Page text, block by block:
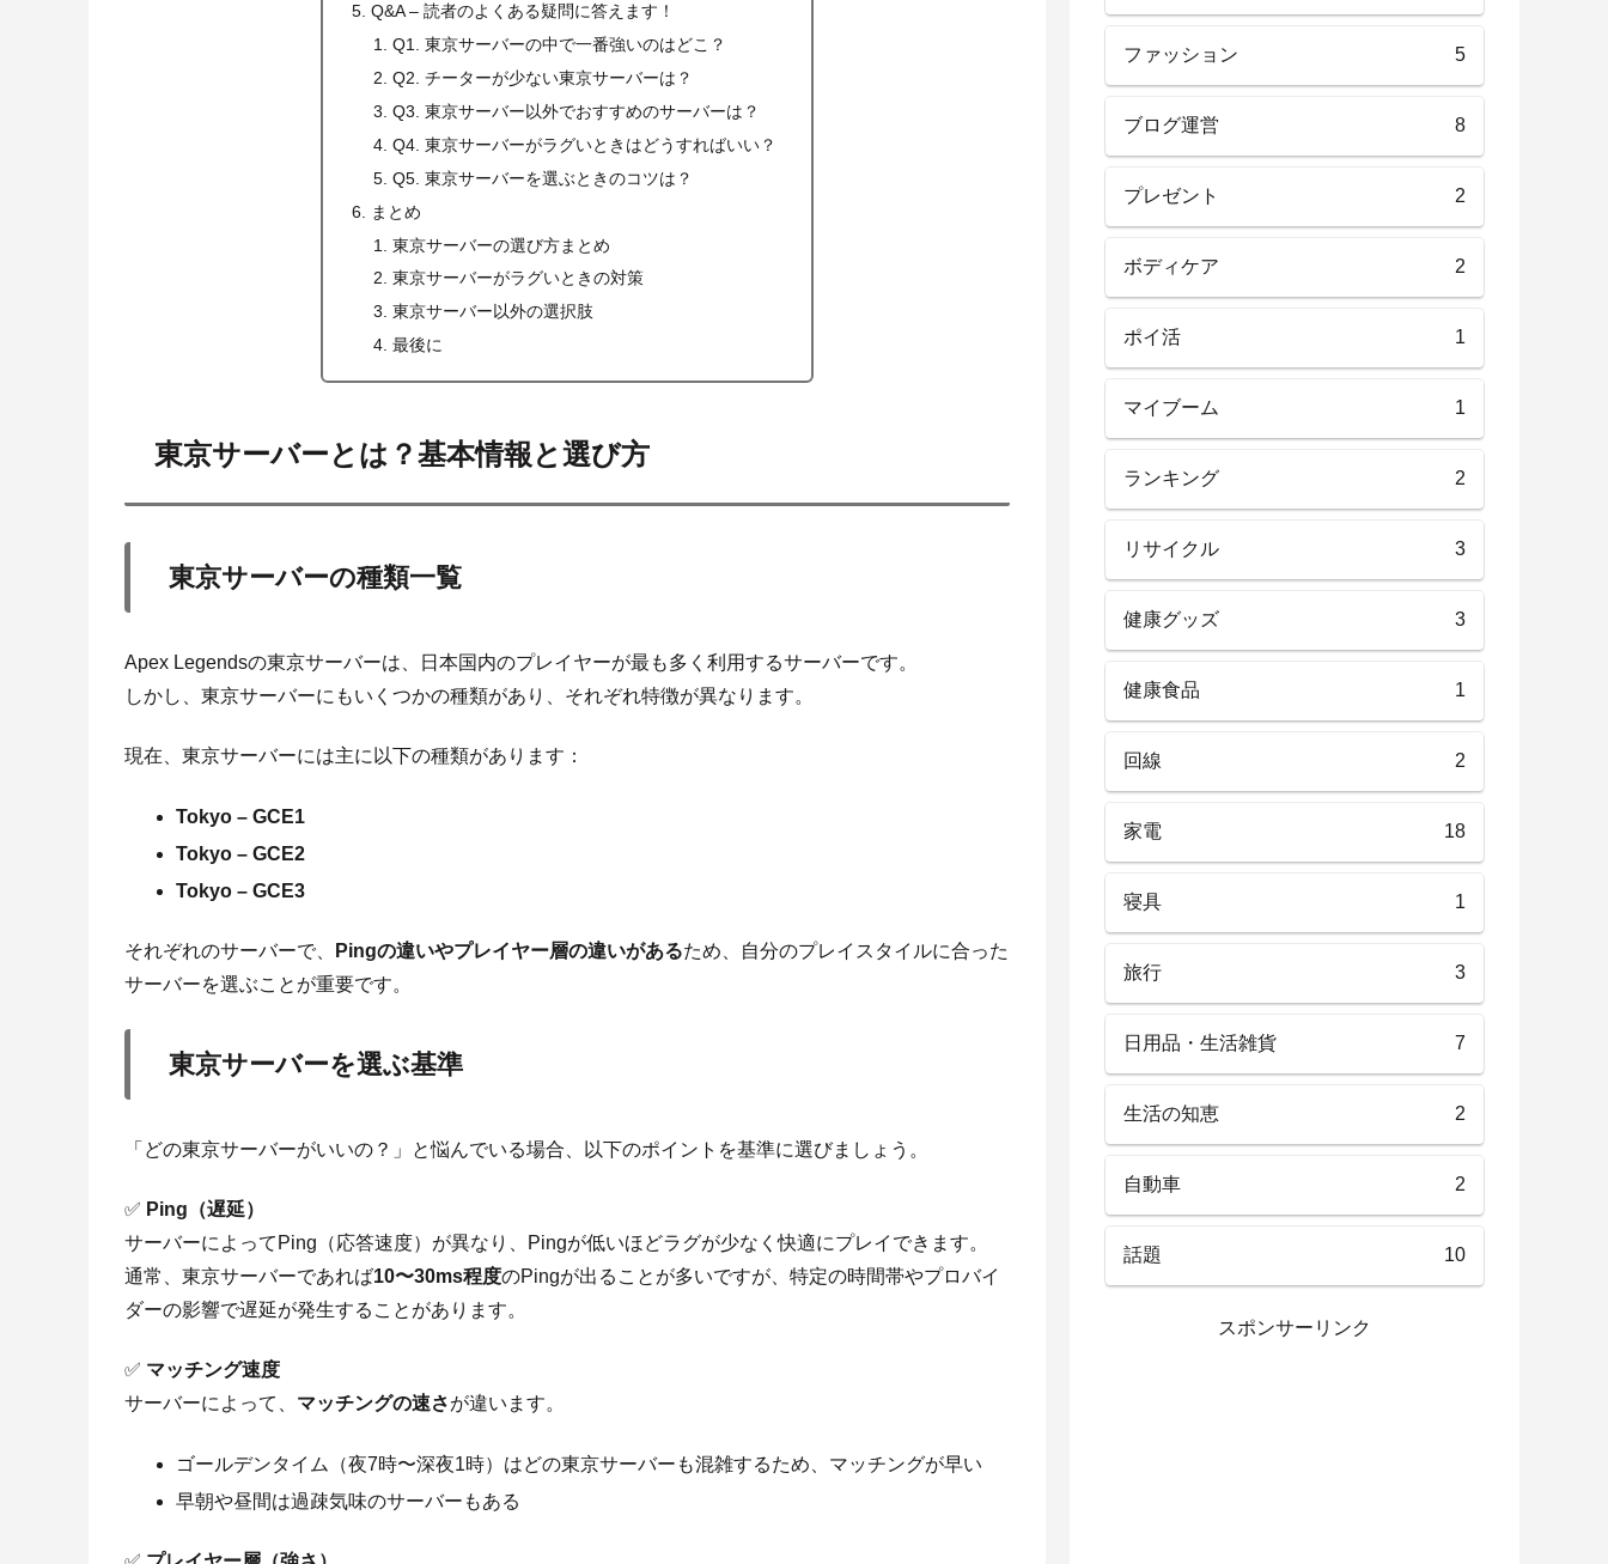
Q&A – 読者のよくある疑問に答えます！
Q1. 東京サーバーの中で一番強いのはどこ？
Q2. チーターが少ない東京サーバーは？
Q3. 東京サーバー以外でおすすめのサーバーは？
Q4. 東京サーバーがラグいときはどうすればいい？
Q5. 東京サーバーを選ぶときのコツは？
まとめ
東京サーバーの選び方まとめ
東京サーバーがラグいときの対策
東京サーバー以外の選択肢
最後に
東京サーバーとは？基本情報と選び方
東京サーバーの種類一覧
Apex Legendsの東京サーバーは、日本国内のプレイヤーが最も多く利用するサーバーです。
しかし、東京サーバーにもいくつかの種類があり、それぞれ特徴が異なります。
現在、東京サーバーには主に以下の種類があります：
Tokyo – GCE1
Tokyo – GCE2
Tokyo – GCE3
それぞれのサーバーで、 Pingの違いやプレイヤー層の違いがあるため、自分のプレイスタイルに合った
サーバーを選ぶことが重要です。
東京サーバーを選ぶ基準
「どの東京サーバーがいいの？」と悩んでいる場合、以下のポイントを基準に選びましょう。
✅ Ping（遅延）
サーバーによってPing（応答速度）が異なり、Pingが低いほどラグが少なく快適にプレイできます。
通常、東京サーバーであれば10〜30ms程度のPingが出ることが多いですが、特定の時間帯やプロバイ
ダーの影響で遅延が発生することがあります。
✅ マッチング速度
サーバーによって、 マッチングの速さが違います。
ゴールデンタイム（夜7時〜深夜1時）はどの東京サーバーも混雑するため、マッチングが早い
早朝や昼間は過疎気味のサーバーもある
ファッション 5
ブログ運営 8
プレゼント 2
ボディケア 2
ポイ活 1
マイブーム 1
ランキング 2
リサイクル 3
健康グッズ 3
健康食品 1
回線 2
家電 18
寝具 1
旅行 3
日用品・生活雑貨 7
生活の知恵 2
自動車 2
話題 10
スポンサーリンク